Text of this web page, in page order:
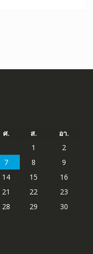
ศ. ส.
อา.
1
2
7 8
9
14 15
16
21 22
23
28 29
30